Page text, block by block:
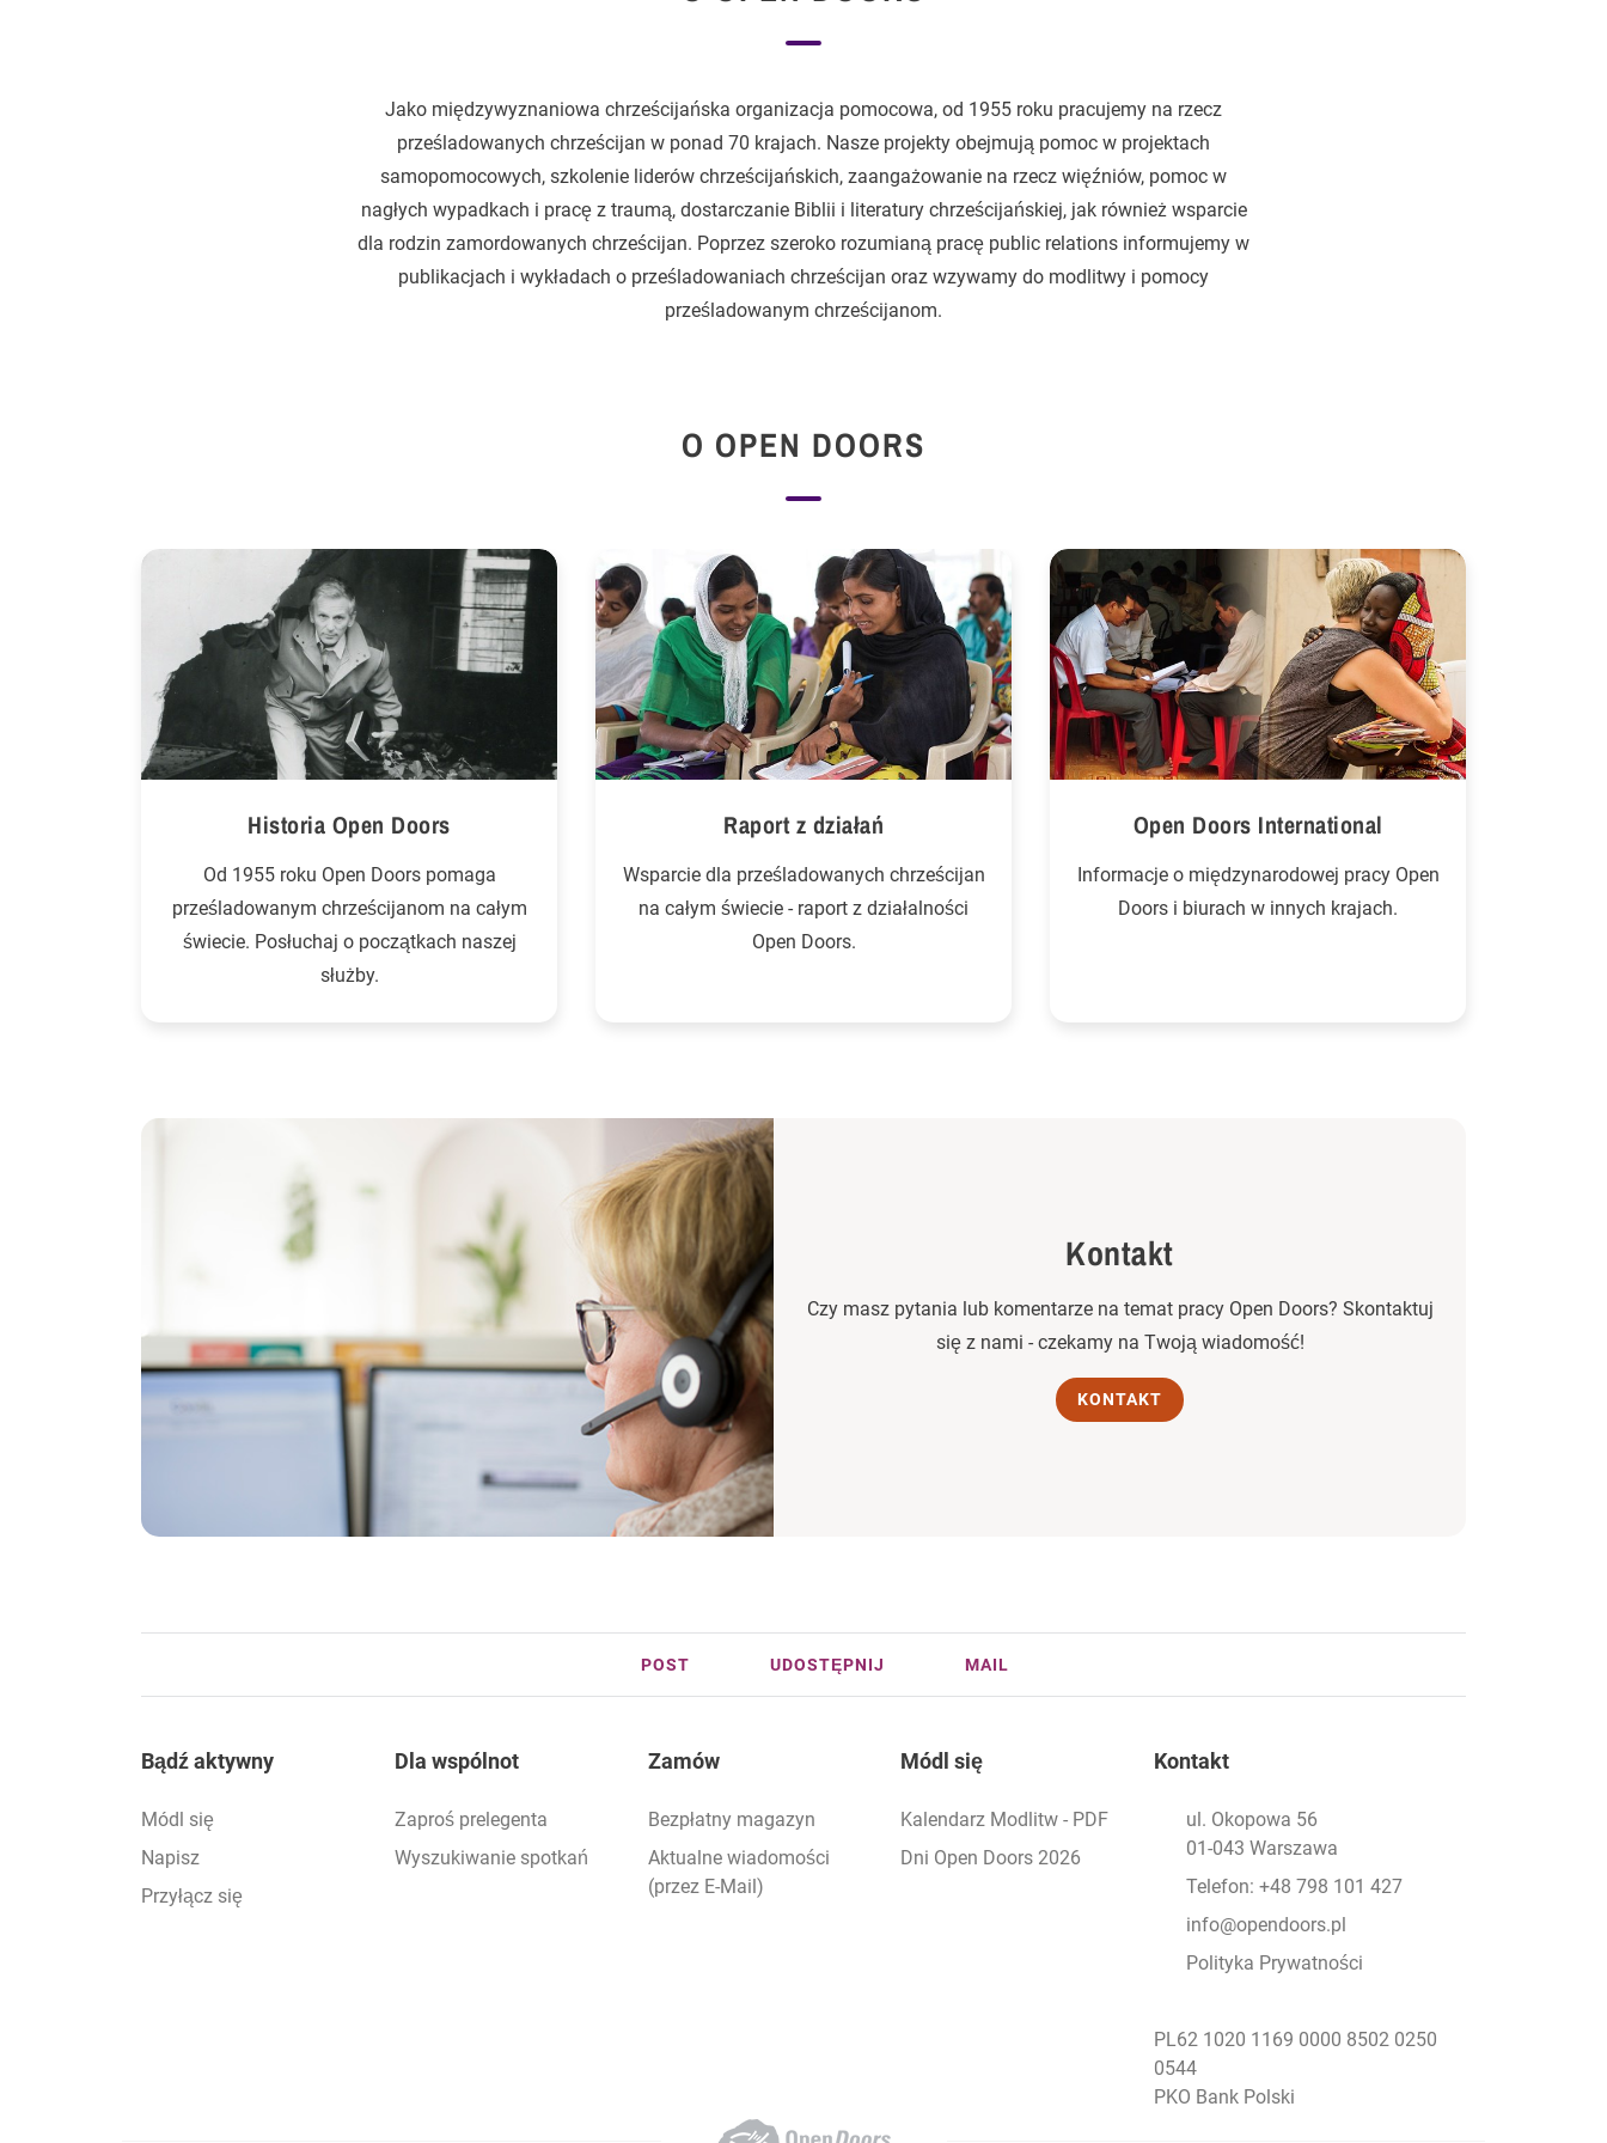
Jako międzywyznaniowa chrześcijańska organizacja pomocowa, od 1955 roku pracujemy na rzecz
prześladowanych chrześcijan w ponad 70 krajach. Nasze projekty obejmują pomoc w projektach
samopomocowych, szkolenie liderów chrześcijańskich, zaangażowanie na rzecz więźniów, pomoc w
nagłych wypadkach i pracę z traumą, dostarczanie Biblii i literatury chrześcijańskiej, jak również wsparcie
dla rodzin zamordowanych chrześcijan. Poprzez szeroko rozumianą pracę public relations informujemy w
publikacjach i wykładach o prześladowaniach chrześcijan oraz wzywamy do modlitwy i pomocy
prześladowanym chrześcijanom.
O OPEN DOORS
Historia Open Doors
Od 1955 roku Open Doors pomaga
prześladowanym chrześcijanom na całym
świecie. Posłuchaj o początkach naszej
służby.
Raport z działań
Wsparcie dla prześladowanych chrześcijan
na całym świecie - raport z działalności
Open Doors.
Open Doors International
Informacje o międzynarodowej pracy Open
Doors i biurach w innych krajach.
Kontakt
Czy masz pytania lub komentarze na temat pracy Open Doors? Skontaktuj
się z nami - czekamy na Twoją wiadomość!
KONTAKT
POST UDOSTĘPNIJ MAIL
Kontakt
ul. Okopowa 56
01-043 Warszawa
Telefon: +48 798 101 427
info@opendoors.pl
Polityka Prywatności
PL62 1020 1169 0000 8502 0250
0544
PKO Bank Polski
Footer
Bądź aktywny
Módl się
Napisz
Przyłącz się
Dla wspólnot
Zaproś prelegenta
Wyszukiwanie spotkań
Zamów
Bezpłatny magazyn
Aktualne wiadomości
(przez E-Mail)
Módl się
Kalendarz Modlitw - PDF
Dni Open Doors 2026